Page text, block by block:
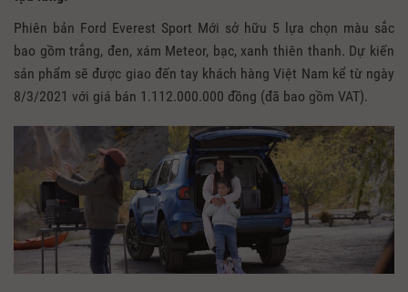
Phiên bản Ford Everest Sport Mới sở hữu 5 lựa chọn màu sắc
bao gồm trắng, đen, xám Meteor, bạc, xanh thiên thanh. Dự kiến
sản phẩm sẽ được giao đến tay khách hàng Việt Nam kể từ ngày
8/3/2021 với giá bán 1.112.000.000 đồng (đã bao gồm VAT).